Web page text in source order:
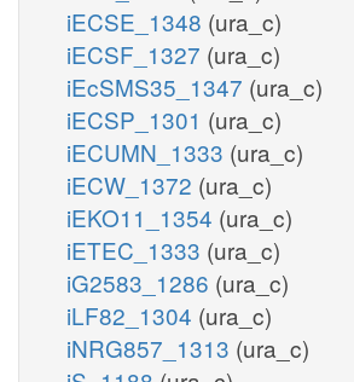
iECSE_1348 (ura_c)
iECSF_1327 (ura_c)
iEcSMS35_1347 (ura_c)
iECSP_1301 (ura_c)
iECUMN_1333 (ura_c)
iECW_1372 (ura_c)
iEKO11_1354 (ura_c)
iETEC_1333 (ura_c)
iG2583_1286 (ura_c)
iLF82_1304 (ura_c)
iNRG857_1313 (ura_c)